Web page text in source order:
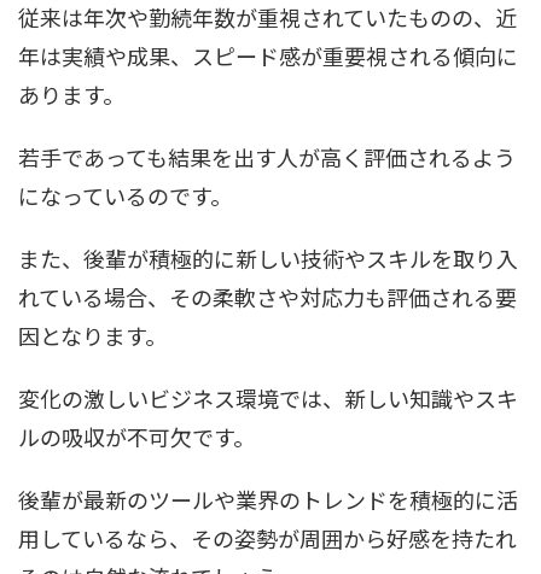
従来は年次や勤続年数が重視されていたものの、近
年は実績や成果、スピード感が重要視される傾向に
あります。
若手であっても結果を出す人が高く評価されるよう
になっているのです。
また、後輩が積極的に新しい技術やスキルを取り入
れている場合、その柔軟さや対応力も評価される要
因となります。
変化の激しいビジネス環境では、新しい知識やスキ
ルの吸収が不可欠です。
後輩が最新のツールや業界のトレンドを積極的に活
用しているなら、その姿勢が周囲から好感を持たれ